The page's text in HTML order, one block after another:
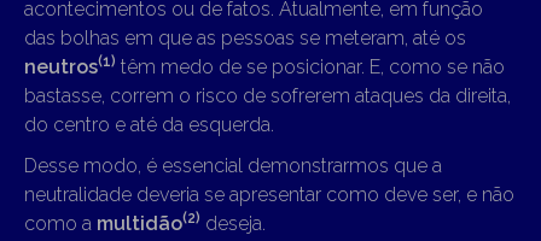
acontecimentos ou de fatos. Atualmente, em função
das bolhas em que as pessoas se meteram, até os
neutros(1) têm medo de se posicionar. E, como se não
bastasse, correm o risco de sofrerem ataques da direita,
do centro e até da esquerda.
Desse modo, é essencial demonstrarmos que a
neutralidade deveria se apresentar como deve ser, e não
como a multidão(2) deseja.